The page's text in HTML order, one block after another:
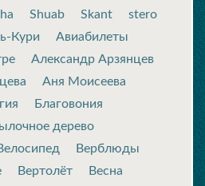
Shuab Skant
stero
Кури
Авиабилеты
Александр Арзянцев
Аня Моисеева
Благовония
дерево
Верблюды
Вертолёт
Весна